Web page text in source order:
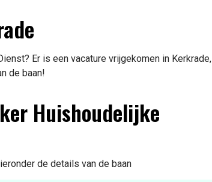
Er is een vacature vrijgekomen in Kerkrade,
de baan!
Huishoudelijke
de details van de baan